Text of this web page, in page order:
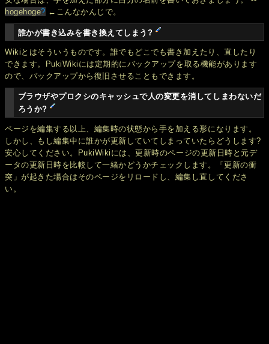
hogehoge? ←こんなかんじで。
誰かが書き込みを書き換えてしまう?
Wikiとはそういうものです。誰でもどこでも書き加えたり、直したり
できます。PukiWikiには定期的にバックアップを取る機能があります
ので、バックアップから復旧させることもできます。
ブラウザやプロクシのキャッシュで人の変更を消してしまわないだ
ろうか?
ページを編集する以上、編集時の状態から手を加える形になります。
しかし、もし編集中に誰かが更新していてしまっていたらどうします?
安心してください。PukiWikiには、更新時のページの更新日時と元デ
ータの更新日時を比較して一緒かどうかチェックします。「更新の衝
突」が起きた場合はそのページをリロードし、編集し直してくださ
い。